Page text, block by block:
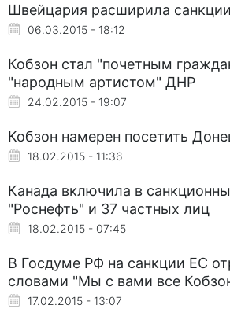
Швейцария расширила
06.03.2015 - 18:12
Кобзон стал "почетным
"народным артистом" ДНР
24.02.2015 - 19:07
Кобзон намерен посетить
18.02.2015 - 11:36
Канада включила в
"Роснефть" и 37 частных лиц
18.02.2015 - 07:45
В Госдуме РФ на санкции ЕС
словами "Мы с вами все
17.02.2015 - 13:07